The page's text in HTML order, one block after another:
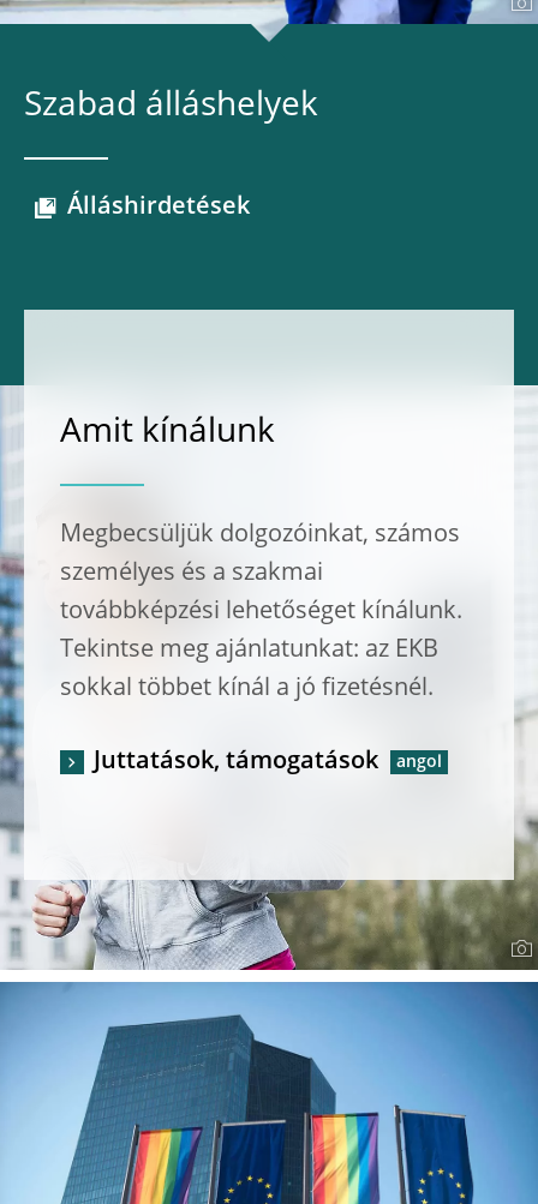
Szabad álláshelyek
Álláshirdetések
Amit kínálunk
Megbecsüljük dolgozóinkat, számos
személyes és a szakmai
továbbképzési lehetőséget kínálunk.
Tekintse meg ajánlatunkat: az EKB
sokkal többet kínál a jó fizetésnél.
Juttatások, támogatások